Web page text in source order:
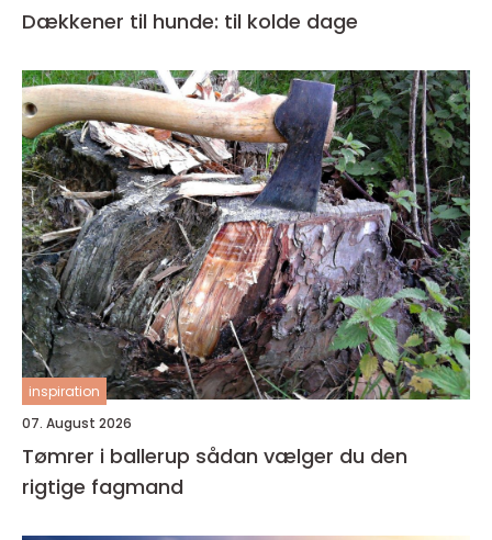
Dækkener til hunde: til kolde dage
inspiration
07. August 2026
Tømrer i ballerup sådan vælger du den
rigtige fagmand